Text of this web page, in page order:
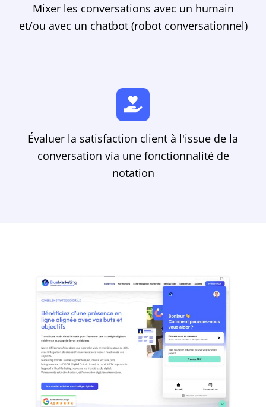
Mixer les conversations avec un humain
et/ou avec un chatbot (robot conversationnel)
Évaluer la satisfaction client à l'issue de la
conversation via une fonctionnalité de
notation